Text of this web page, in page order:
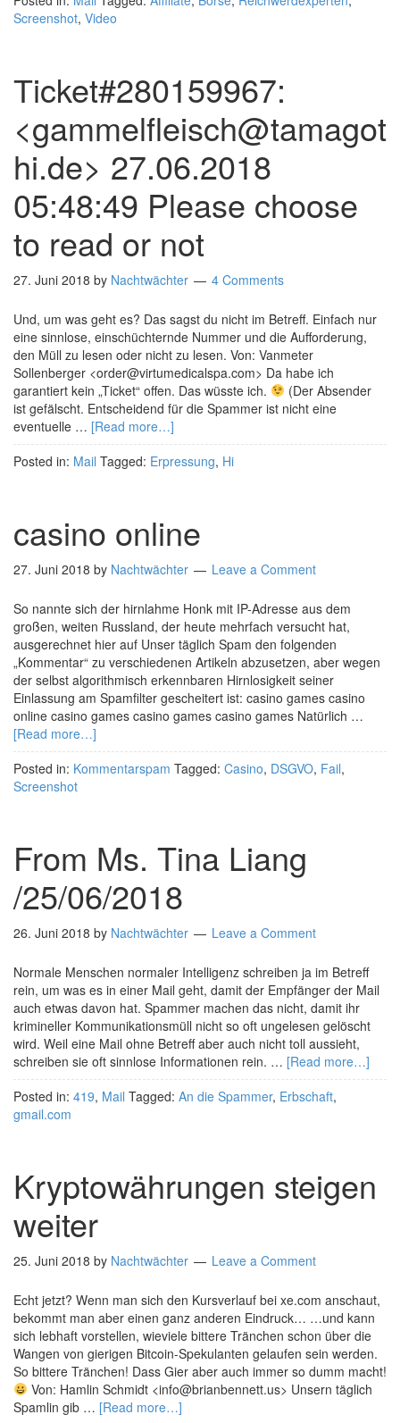
Screenshot, Video
Тicket#280159967:
<gammelfleisch@tamagot
hi.de> 27.06.2018
05:48:49 Please choose
to read or not
27. Juni 2018 by Nachtwächter 4 Comments
Und, um was geht es? Das sagst du nicht im Betreff. Einfach nur
eine sinnlose, einschüchternde Nummer und die Aufforderung,
den Müll zu lesen oder nicht zu lesen. Von: Vanmeter
Sollenberger <order@virtumedicalspa.com> Da habe ich
garantiert kein „Ticket“ offen. Das wüsste ich.
(Der Absender
ist gefälscht. Entscheidend für die Spammer ist nicht eine
eventuelle … [Read more…]
Posted in: Mail Tagged: Erpressung, Hi
casino online
27. Juni 2018 by Nachtwächter Leave a Comment
So nannte sich der hirnlahme Honk mit IP-Adresse aus dem
großen, weiten Russland, der heute mehrfach versucht hat,
ausgerechnet hier auf Unser täglich Spam den folgenden
„Kommentar“ zu verschiedenen Artikeln abzusetzen, aber wegen
der selbst algorithmisch erkennbaren Hirnlosigkeit seiner
Einlassung am Spamfilter gescheitert ist: casino games casino
online casino games casino games casino games Natürlich …
[Read more…]
Posted in: Kommentarspam Tagged: Casino, DSGVO, Fail,
Screenshot
From Ms. Tina Liang
/25/06/2018
26. Juni 2018 by Nachtwächter Leave a Comment
Normale Menschen normaler Intelligenz schreiben ja im Betreff
rein, um was es in einer Mail geht, damit der Empfänger der Mail
auch etwas davon hat. Spammer machen das nicht, damit ihr
krimineller Kommunikationsmüll nicht so oft ungelesen gelöscht
wird. Weil eine Mail ohne Betreff aber auch nicht toll aussieht,
schreiben sie oft sinnlose Informationen rein. … [Read more…]
Posted in: 419, Mail Tagged: An die Spammer, Erbschaft,
gmail.com
Kryptowährungen steigen
weiter
25. Juni 2018 by Nachtwächter Leave a Comment
Echt jetzt? Wenn man sich den Kursverlauf bei xe.com anschaut,
bekommt man aber einen ganz anderen Eindruck… …und kann
sich lebhaft vorstellen, wieviele bittere Tränchen schon über die
Wangen von gierigen Bitcoin-Spekulanten gelaufen sein werden.
So bittere Tränchen! Dass Gier aber auch immer so dumm macht!
Von: Hamlin Schmidt <info@brianbennett.us> Unsern täglich
Spamlin gib … [Read more…]